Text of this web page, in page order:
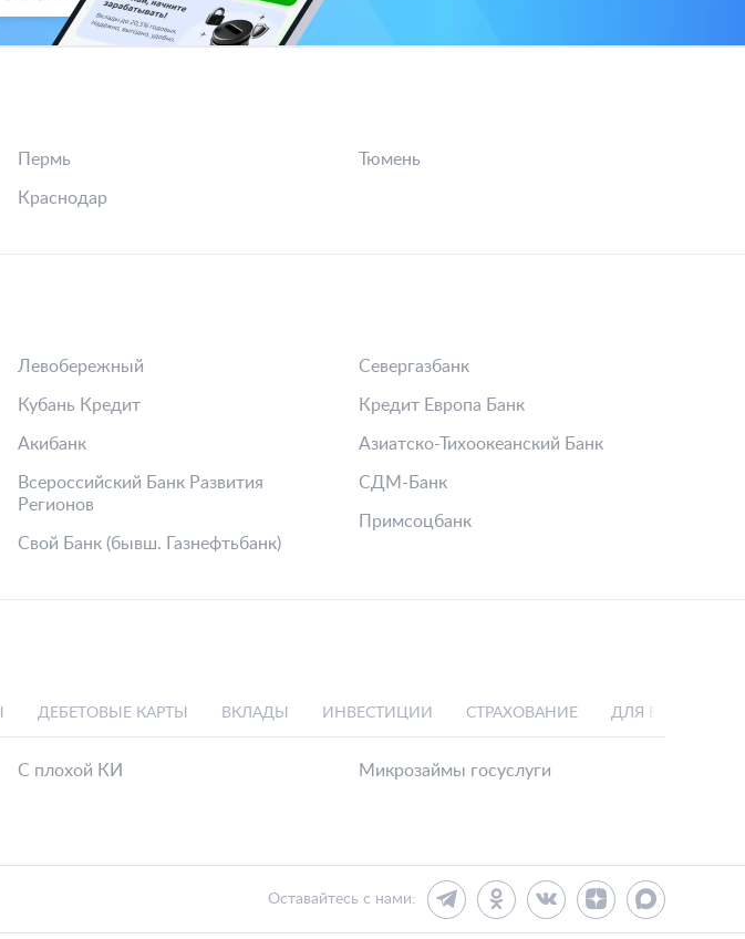
Пермь
Краснодар
Тюмень
Левобережный
Кубань Кредит
Акибанк
Всероссийский Банк Развития
Регионов
Свой Банк (бывш. Газнефтьбанк)
Севергазбанк
Кредит Европа Банк
Азиатско-Тихоокеанский Банк
СДМ-Банк
Примсоцбанк
ДЕБЕТОВЫЕ КАРТЫ ВКЛАДЫ ИНВЕСТИЦИИ СТРАХОВАНИЕ ДЛЯ БИЗНЕСА
С плохой КИ Микрозаймы госуслуги
Оставайтесь с нами: